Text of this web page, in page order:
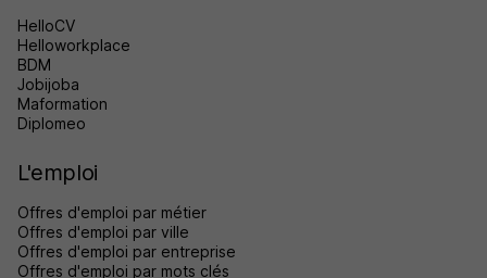
HelloCV
Helloworkplace
BDM
Jobijoba
Maformation
Diplomeo
L'emploi
Offres d'emploi par métier
Offres d'emploi par ville
Offres d'emploi par entreprise
Offres d'emploi par mots clés